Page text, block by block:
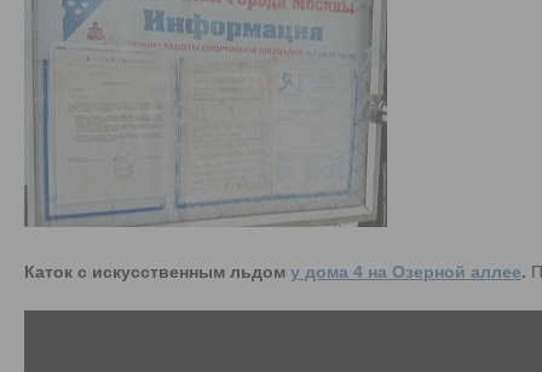
Каток с искусственным льдом у дома 4 на Озерной аллее.